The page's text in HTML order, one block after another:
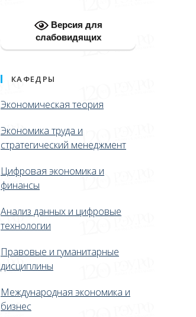
Версия для
слабовидящих
КАФЕДРЫ
Экономическая теория
Экономика труда и
стратегический менеджмент
Цифровая экономика и
финансы
Анализ данных и цифровые
технологии
Правовые и гуманитарные
дисциплины
Международная экономика и
бизнес